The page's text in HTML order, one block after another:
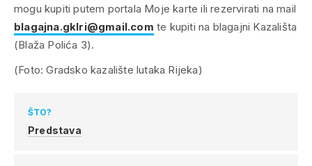
mogu kupiti putem portala Moje karte ili rezervirati na mail
blagajna.gklri@gmail.com te kupiti na blagajni Kazališta
(Blaža Polića 3).
(Foto: Gradsko kazalište lutaka Rijeka)
ŠTO?
Predstava